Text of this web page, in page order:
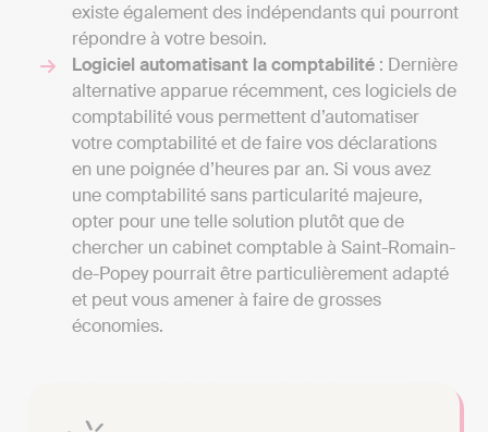
existe également des indépendants qui pourront
répondre à votre besoin.
Logiciel automatisant la comptabilité : Dernière
alternative apparue récemment, ces logiciels de
comptabilité vous permettent d’automatiser
votre comptabilité et de faire vos déclarations
en une poignée d’heures par an. Si vous avez
une comptabilité sans particularité majeure,
opter pour une telle solution plutôt que de
chercher un cabinet comptable à Saint-Romain-
de-Popey pourrait être particulièrement adapté
et peut vous amener à faire de grosses
économies.